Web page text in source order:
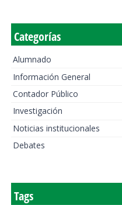
Categorías
Alumnado
Información General
Contador Público
Investigación
Noticias institucionales
Debates
Tags